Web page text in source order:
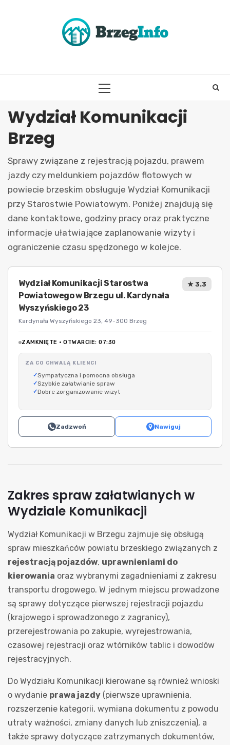
PRIMARY
Wydział Komunikacji
Brzeg
Sprawy związane z rejestracją pojazdu, prawem
jazdy czy meldunkiem pojazdów flotowych w
powiecie brzeskim obsługuje Wydział Komunikacji
przy Starostwie Powiatowym. Poniżej znajdują się
dane kontaktowe, godziny pracy oraz praktyczne
informacje ułatwiające zaplanowanie wizyty i
ograniczenie czasu spędzonego w kolejce.
Wydział Komunikacji Starostwa
Powiatowego w Brzegu ul. Kardynała
Wyszyńskiego 23
Kardynała Wyszyńskiego 23, 49-300 Brzeg
★ 3.3
ZAMKNIĘTE · OTWARCIE: 07:30
ZA CO CHWALĄ KLIENCI
Sympatyczna i pomocna obsługa
Szybkie załatwianie spraw
Dobre zorganizowanie wizyt
Zadzwoń Nawiguj
Zakres spraw załatwianych w
Wydziale Komunikacji
Wydział Komunikacji w Brzegu zajmuje się obsługą
spraw mieszkańców powiatu brzeskiego związanych z
rejestracją pojazdów, uprawnieniami do
kierowania oraz wybranymi zagadnieniami z zakresu
transportu drogowego. W jednym miejscu prowadzone
są sprawy dotyczące pierwszej rejestracji pojazdu
(krajowego i sprowadzonego z zagranicy),
przerejestrowania po zakupie, wyrejestrowania,
czasowej rejestracji oraz wtórników tablic i dowodów
rejestracyjnych.
Do Wydziału Komunikacji kierowane są również wnioski
o wydanie prawa jazdy (pierwsze uprawnienia,
rozszerzenie kategorii, wymiana dokumentu z powodu
utraty ważności, zmiany danych lub zniszczenia), a
także sprawy dotyczące zatrzymanych dokumentów,